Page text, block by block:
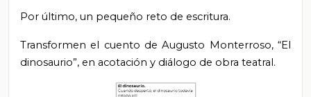
Por último, un pequeño reto de escritura.
Transformen el cuento de Augusto Monterroso, “El
dinosaurio”, en acotación y diálogo de obra teatral.